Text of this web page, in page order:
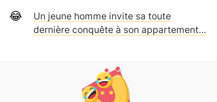
Un jeune homme invite sa toute
dernière conquête à son appartement…